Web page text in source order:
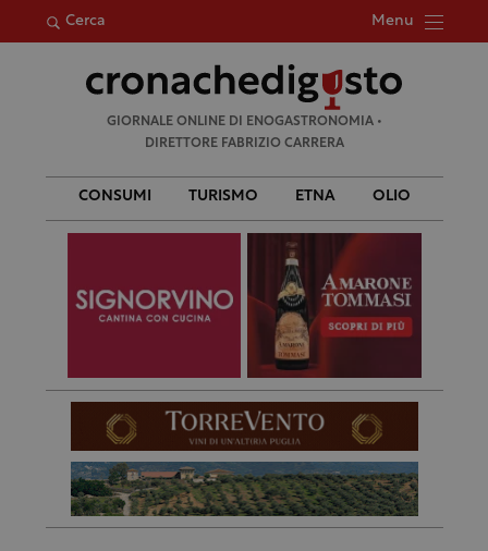
Cerca Menu
per:
GIORNALE ONLINE DI ENOGASTRONOMIA •
DIRETTORE FABRIZIO CARRERA
CONSUMI TURISMO ETNA OLIO